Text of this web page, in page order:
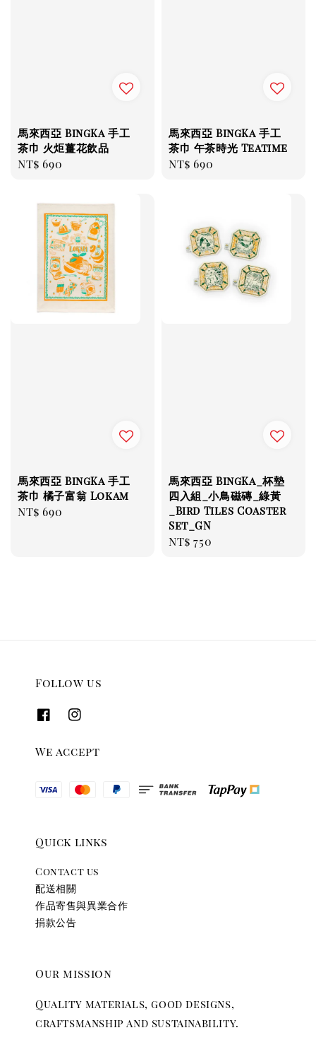
馬來西亞 BingKa 手工
茶巾 火炬薑花飲品
Regular
NT$ 690
馬來西亞 BingKa 手工
茶巾 午茶時光 Teatime
Regular
NT$ 690
馬來西亞 BingKa 手工
茶巾 橘子富翁 Lokam
Regular
NT$ 690
馬來西亞 BingKa_杯墊
四入組_小鳥磁磚_綠黃
_Bird Tiles Coaster
Set_GN
Regular
NT$ 750
Follow us
We accept
Quick links
Contact us
配送相關
作品寄售與異業合作
捐款公告
Our mission
Quality materials, good designs,
craftsmanship and sustainability.